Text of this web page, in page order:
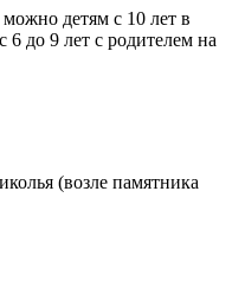
детям с 10 лет в
до 9 лет с родителем на
(возле памятника